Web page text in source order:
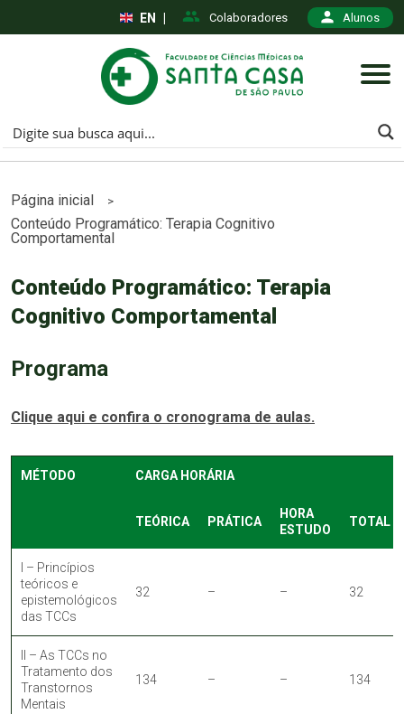
Colaboradores Alunos
EN
Página inicial >
Conteúdo Programático: Terapia Cognitivo
Comportamental
Conteúdo Programático: Terapia
Cognitivo Comportamental
Programa
Clique aqui e confira o cronograma de aulas.
MÉTODO CARGA HORÁRIA
TEÓRICA PRÁTICA
HORA
ESTUDO
TOTAL
I – Princípios
teóricos e
epistemológicos
das TCCs
32 – – 32
II – As TCCs no
Tratamento dos
Transtornos
Mentais
134 – – 134